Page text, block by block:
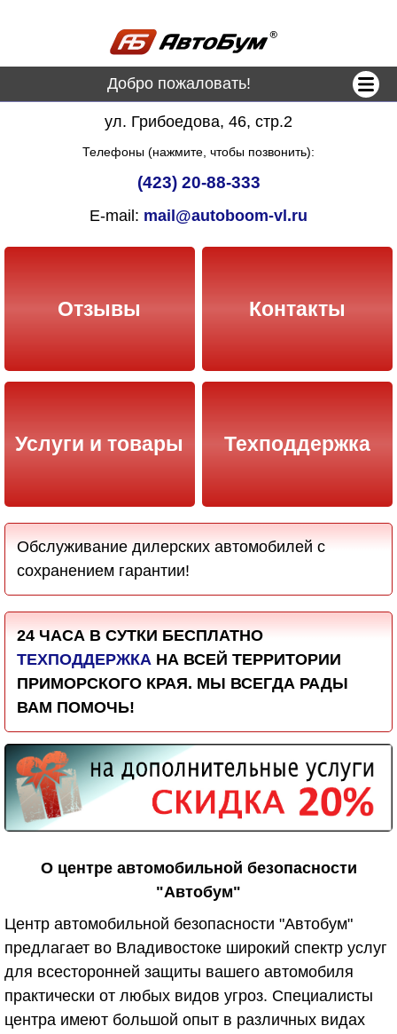
Добро пожаловать!
ул. Грибоедова, 46, стр.2
Телефоны (нажмите, чтобы позвонить):
(423) 20-88-333
E-mail: mail@autoboom-vl.ru
Отзывы Контакты
Услуги и товары Техподдержка
Обслуживание дилерских автомобилей с
сохранением гарантии!
24 ЧАСА В СУТКИ БЕСПЛАТНО
ТЕХПОДДЕРЖКА НА ВСЕЙ ТЕРРИТОРИИ
ПРИМОРСКОГО КРАЯ. МЫ ВСЕГДА РАДЫ
ВАМ ПОМОЧЬ!
О центре автомобильной безопасности
"Автобум"
Центр автомобильной безопасности "Автобум"
предлагает во Владивостоке широкий спектр услуг
для всесторонней защиты вашего автомобиля
практически от любых видов угроз. Специалисты
центра имеют большой опыт в различных видах